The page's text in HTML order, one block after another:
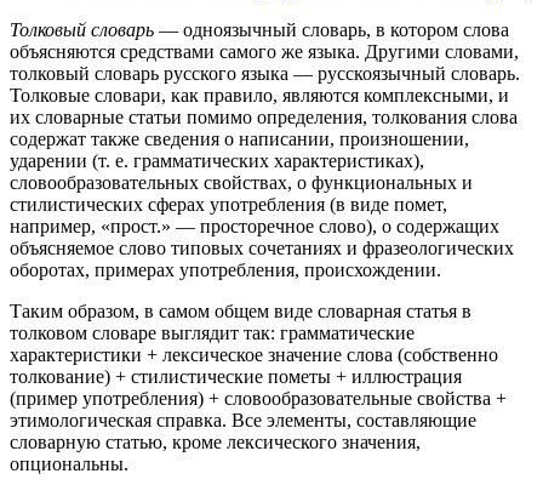
Толковый словарь — одноязычный словарь, в котором слова
объясняются средствами самого же языка. Другими словами,
толковый словарь русского языка — русскоязычный словарь.
Толковые словари, как правило, являются комплексными, и
их словарные статьи помимо определения, толкования слова
содержат также сведения о написании, произношении,
ударении (т. е. грамматических характеристиках),
словообразовательных свойствах, о функциональных и
стилистических сферах употребления (в виде помет,
например, «прост.» — просторечное слово), о содержащих
объясняемое слово типовых сочетаниях и фразеологических
оборотах, примерах употребления, происхождении.
Таким образом, в самом общем виде словарная статья в
толковом словаре выглядит так: грамматические
характеристики + лексическое значение слова (собственно
толкование) + стилистические пометы + иллюстрация
(пример употребления) + словообразовательные свойства +
этимологическая справка. Все элементы, составляющие
словарную статью, кроме лексического значения,
опциональны.